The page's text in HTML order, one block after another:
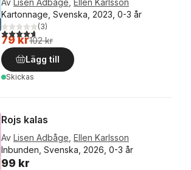
Av Lisen Adbåge Ellen Karlsson
Kartonnage, Svenska, 2023, 0-3 år
4,7utav 5 stjärnor. Totalt antal röster:
(3)
79 kr102 kr
Lägg till
Skickas
Rojs kalas
Av Lisen Adbåge Ellen Karlsson
Inbunden, Svenska, 2026, 0-3 år
99 kr